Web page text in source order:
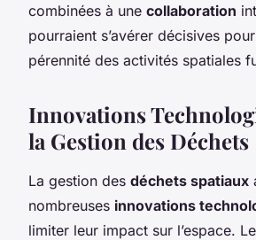
combinées à une collaboration
pourraient s’avérer décisives
pérennité des activités spatiales
Innovations
la Gestion des Déchets
La gestion des déchets spatiaux
nombreuses innovations
limiter leur impact sur l’espace.